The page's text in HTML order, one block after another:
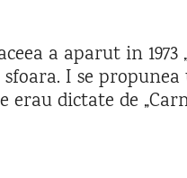
a aparut in 1973
I se
dictate de